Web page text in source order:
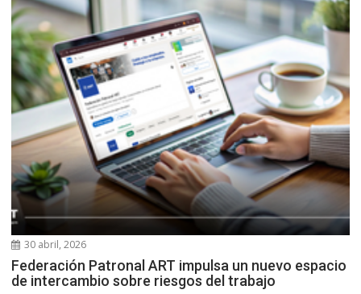
30 abril, 2026
Federación Patronal ART impulsa un nuevo espacio
de intercambio sobre riesgos del trabajo